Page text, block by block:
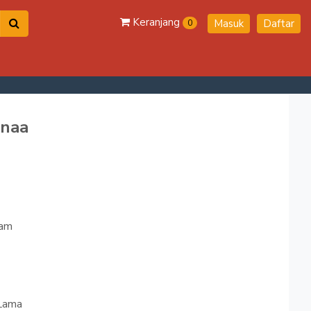
Keranjang 0 Masuk Daftar